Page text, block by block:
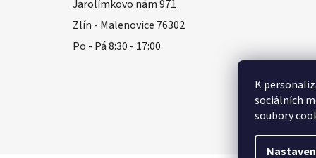
K
sociálních
soubory
Jarolímkovo nám 971
Zlín - Malenovice 76302
Po - Pá 8:30 - 17:00